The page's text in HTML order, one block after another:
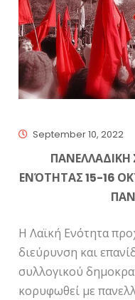
September 10, 2022
ΠΑΝΕΛΛΑΔΙΚΗ
ΕΝΌΤΗΤΑΣ 15-16
Η Λαϊκή Ενότητα
διεύρυνση και
συλλογικού
κορυφωθεί με